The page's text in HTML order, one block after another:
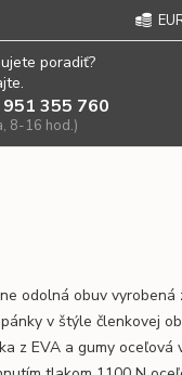
poradiť?
355 760
8-16 hod.)
odolná obuv vyrobená
v štýle členkovej
z EVA a gumy